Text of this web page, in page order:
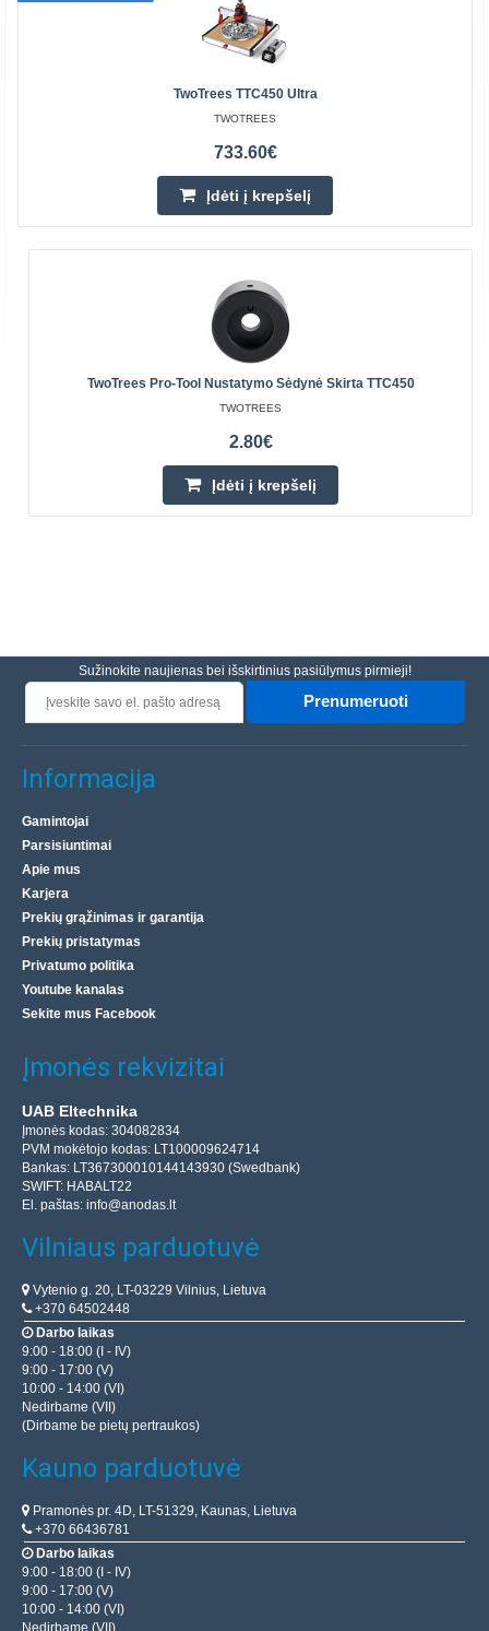
TwoTrees TTC450 Ultra
TWOTREES
733.60€
Įdėti į krepšelį
TwoTrees Pro-Tool Nustatymo Sėdynė Skirta TTC450
TWOTREES
2.80€
Įdėti į krepšelį
Sužinokite naujienas bei išskirtinius pasiūlymus pirmieji!
Prenumeruoti
Informacija
Gamintojai
Parsisiuntimai
Apie mus
Karjera
Prekių grąžinimas ir garantija
Prekių pristatymas
Privatumo politika
Youtube kanalas
Sekite mus Facebook
Įmonės rekvizitai
UAB Eltechnika
Įmonės kodas: 304082834
PVM mokėtojo kodas: LT100009624714
Bankas: LT367300010144143930 (Swedbank)
SWIFT: HABALT22
El. paštas: info@anodas.lt
Vilniaus parduotuvė
Vytenio g. 20, LT-03229 Vilnius, Lietuva
+370 64502448
Darbo laikas
9:00 - 18:00 (I - IV)
9:00 - 17:00 (V)
10:00 - 14:00 (VI)
Nedirbame (VII)
(Dirbame be pietų pertraukos)
Kauno parduotuvė
Pramonės pr. 4D, LT-51329, Kaunas, Lietuva
+370 66436781
Darbo laikas
9:00 - 18:00 (I - IV)
9:00 - 17:00 (V)
10:00 - 14:00 (VI)